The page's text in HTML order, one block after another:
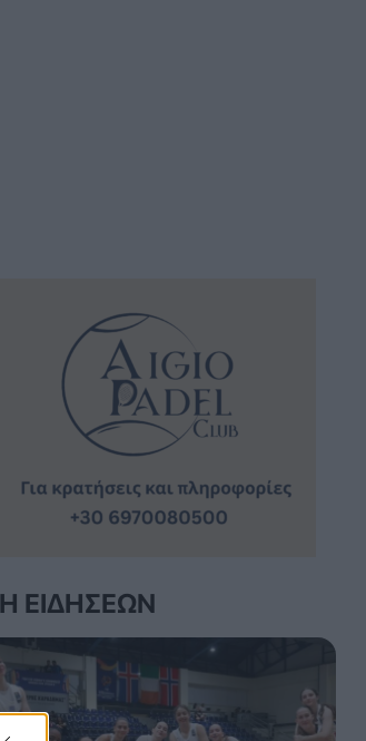
ΕΙΔΉΣΕΩΝ